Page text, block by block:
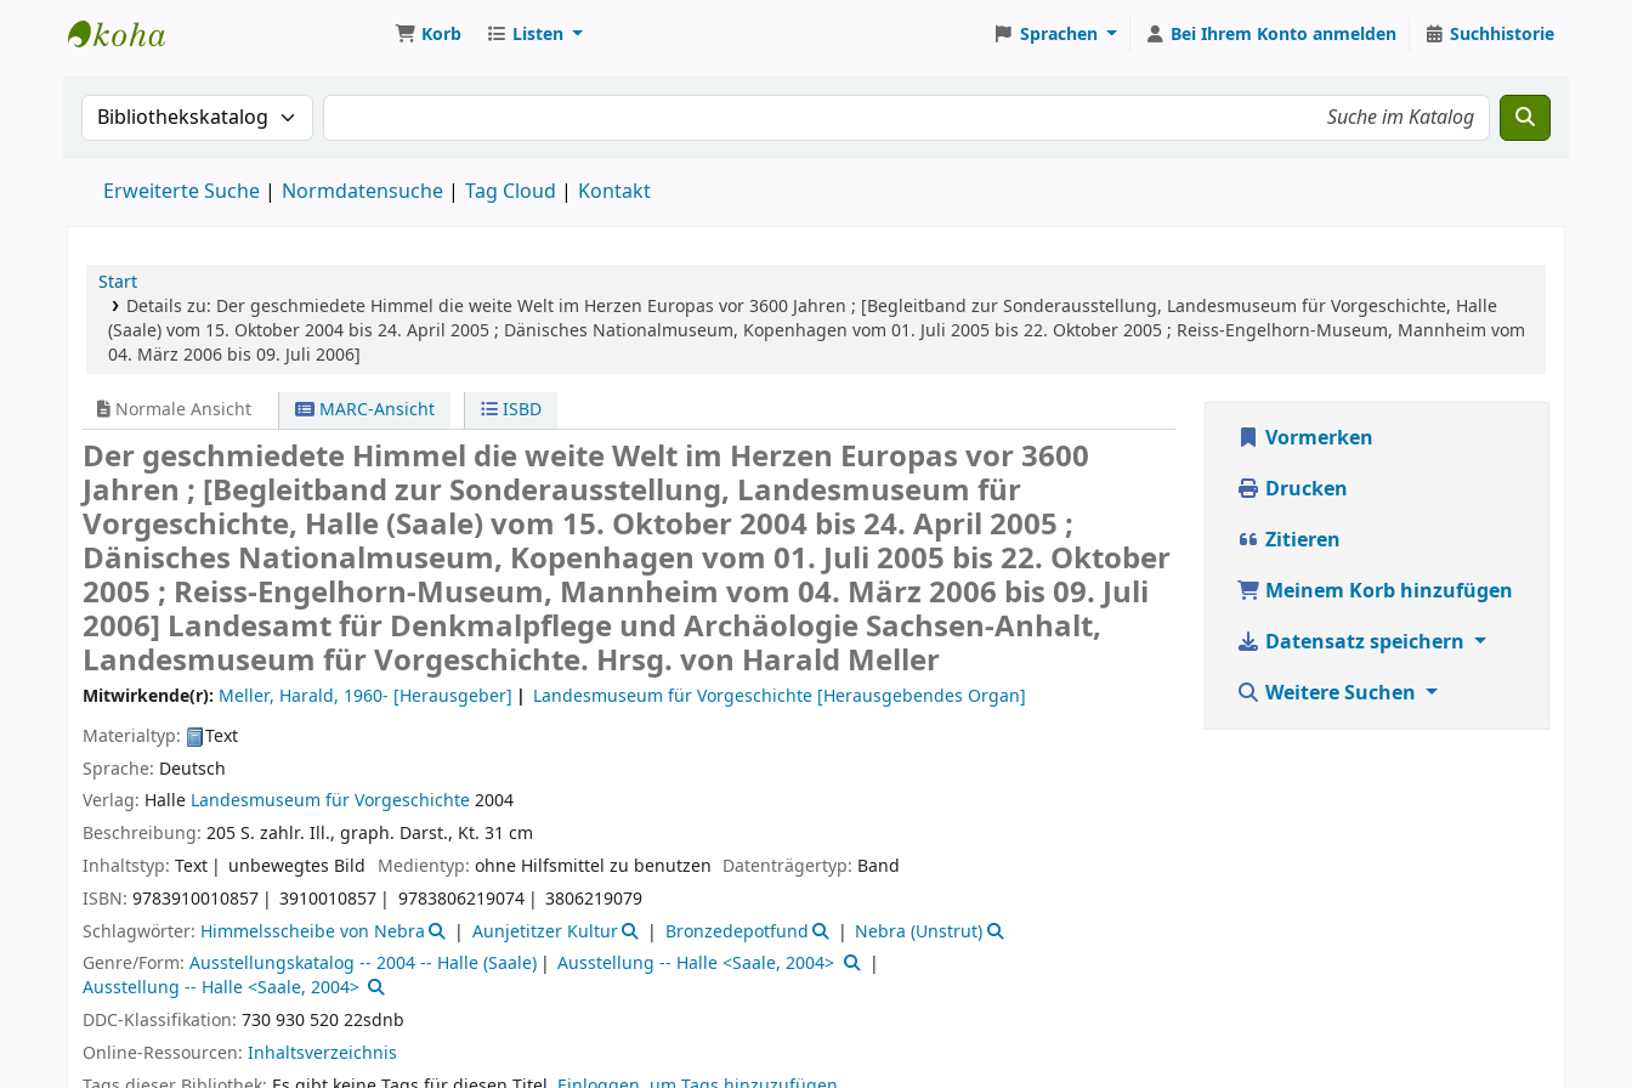
Korb Listen Sprachen Bei Ihrem Konto anmelden Suchhistorie
Suche im Katalog nach:Suche im Katalog
Erweiterte Suche Normdatensuche Tag Cloud Kontakt
Start
Details zu: Der geschmiedete Himmel die weite Welt im Herzen Europas vor 3600 Jahren ; [Begleitband zur Sonderausstellung, Landesmuseum für Vorgeschichte, Halle
(Saale) vom 15. Oktober 2004 bis 24. April 2005 ; Dänisches Nationalmuseum, Kopenhagen vom 01. Juli 2005 bis 22. Oktober 2005 ; Reiss-Engelhorn-Museum, Mannheim vom
04. März 2006 bis 09. Juli 2006]
Normale Ansicht MARC-Ansicht ISBD
Der geschmiedete Himmel die weite Welt im Herzen Europas vor 3600
Jahren ; [Begleitband zur Sonderausstellung, Landesmuseum für
Vorgeschichte, Halle (Saale) vom 15. Oktober 2004 bis 24. April 2005 ;
Dänisches Nationalmuseum, Kopenhagen vom 01. Juli 2005 bis 22. Oktober
2005 ; Reiss-Engelhorn-Museum, Mannheim vom 04. März 2006 bis 09. Juli
2006] Landesamt für Denkmalpflege und Archäologie Sachsen-Anhalt,
Landesmuseum für Vorgeschichte. Hrsg. von Harald Meller
Mitwirkende(r): Meller, Harald, 1960- [Herausgeber] Landesmuseum für Vorgeschichte [Herausgebendes Organ]
Materialtyp:
Text
Sprache: Deutsch
Verlag: Halle Landesmuseum für Vorgeschichte2004
Beschreibung: 205 S. zahlr. Ill., graph. Darst., Kt. 31 cm
Inhaltstyp: Text unbewegtes Bild Medientyp: ohne Hilfsmittel zu benutzen Datenträgertyp: Band
ISBN: 9783910010857 3910010857 9783806219074
3806219079
Schlagwörter: Himmelsscheibe von Nebra Aunjetitzer Kultur Bronzedepotfund
Nebra (Unstrut)
Genre/Form: Ausstellungskatalog -- 2004 -- Halle (Saale)
Ausstellung -- Halle <Saale, 2004>
Ausstellung -- Halle <Saale, 2004>
DDC-Klassifikation: 730 930 520 22sdnb
Online-Ressourcen: Inhaltsverzeichnis
Vormerken
Drucken
Zitieren
Meinem Korb hinzufügen
Datensatz speichern
Weitere Suchen